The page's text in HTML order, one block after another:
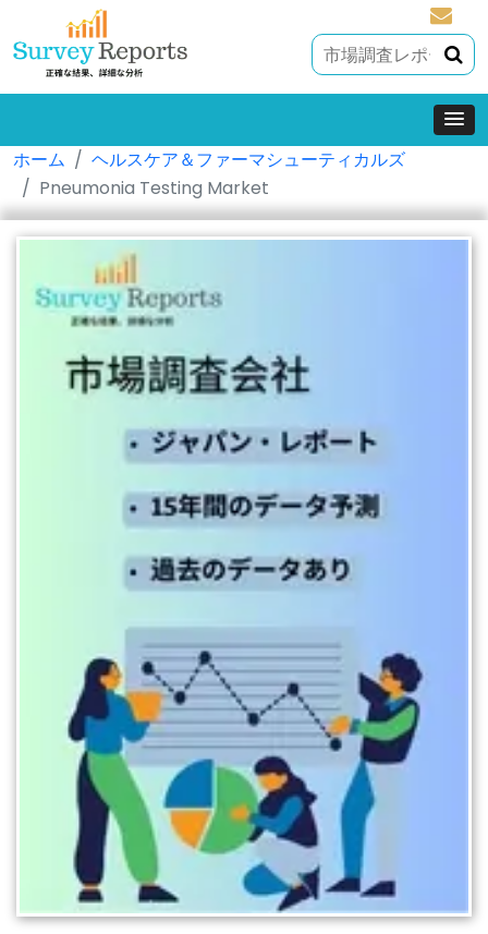
ホーム
ヘルスケア＆ファーマシューティカルズ
Pneumonia Testing Market